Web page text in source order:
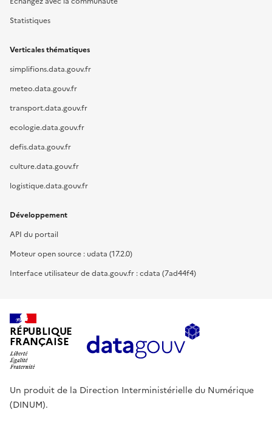
Statistiques
Verticales thématiques
simplifions.data.gouv.fr
meteo.data.gouv.fr
transport.data.gouv.fr
ecologie.data.gouv.fr
defis.data.gouv.fr
culture.data.gouv.fr
logistique.data.gouv.fr
Développement
API du portail
Moteur open source : udata (17.2.0)
Interface utilisateur de data.gouv.fr : cdata (7ad44f4)
RÉPUBLIQUE
FRANÇAISE
Un produit de la Direction Interministérielle du Numérique
(DINUM).